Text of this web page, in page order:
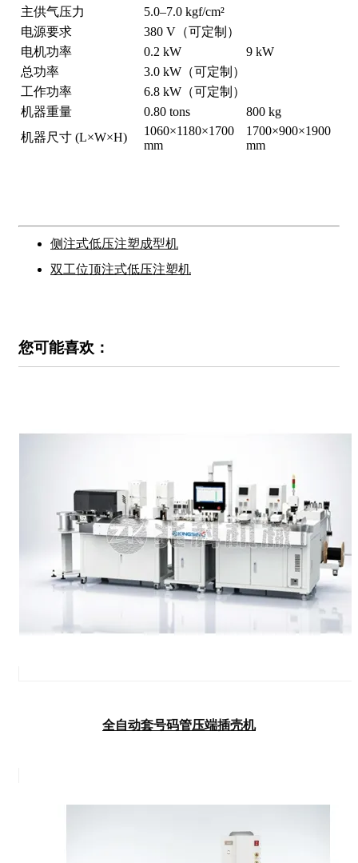
主供气压力
5.0–7.0 kgf/cm²
电源要求
380 V（可定制）
电机功率
0.2 kW
9 kW
总功率
3.0 kW（可定制）
工作功率
6.8 kW（可定制）
机器重量
0.80 tons
800 kg
机器尺寸 (L×W×H)
1060×1180×1700
mm
1700×900×1900
mm
侧注式低压注塑成型机
双工位顶注式低压注塑机
您可能喜欢：
全自动套号码管压端插壳机